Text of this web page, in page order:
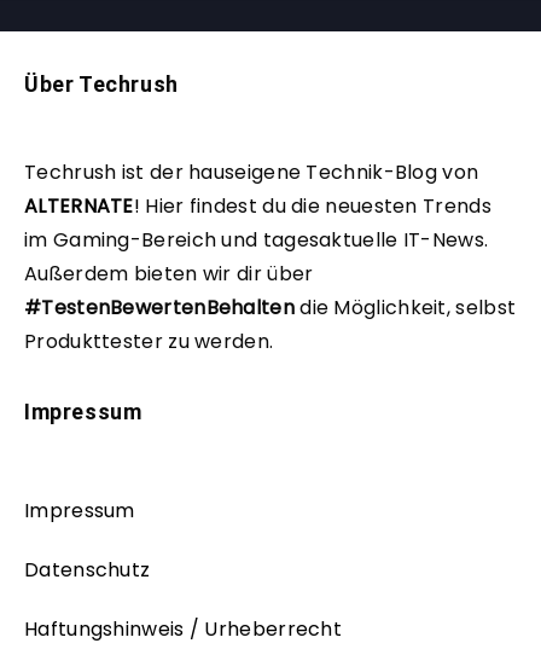
Über Techrush
Techrush ist der hauseigene Technik-Blog von
ALTERNATE! Hier findest du die neuesten Trends
im Gaming-Bereich und tagesaktuelle IT-News.
Außerdem bieten wir dir über
#TestenBewertenBehaltendie Möglichkeit, selbst
Produkttester zu werden.
Impressum
Impressum
Datenschutz
Haftungshinweis / Urheberrecht